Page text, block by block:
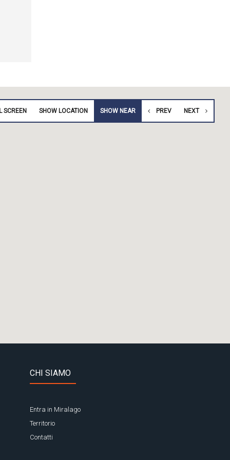
SCREEN SHOW LOCATION SHOW NEAR PREV NEXT
CHI SIAMO
Entra in Miralago
Territorio
Contatti